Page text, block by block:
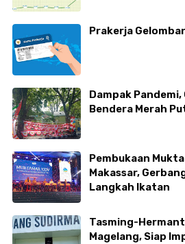
Prakerja
Dampak
Bendera Merah
Pembukaan
Makassar,
Langkah Ikatan
Tasming-
Magelang, Siap